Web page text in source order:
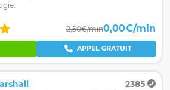
2,50€/min0,00€/min
APPEL GRATUIT
2385